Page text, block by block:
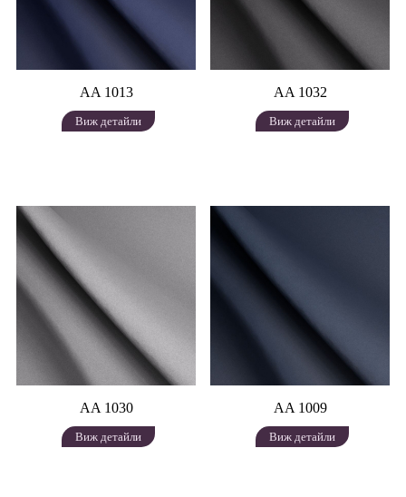
AA 1013
Виж детайли
AA 1032
Виж детайли
AA 1030
Виж детайли
AA 1009
Виж детайли